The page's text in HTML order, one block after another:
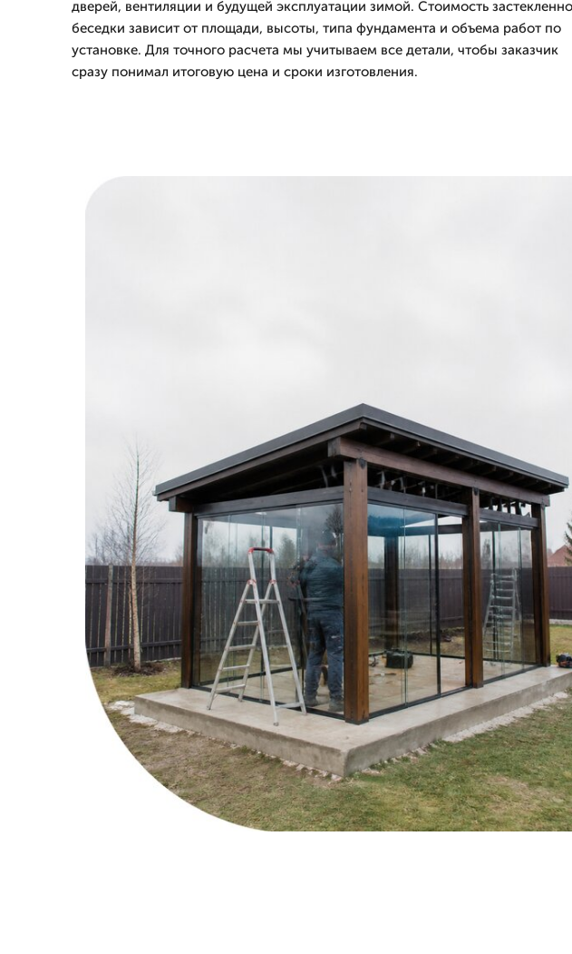
дверей, вентиляции и будущей эксплуатации зимой. Стоимость
беседки зависит от площади, высоты, типа фундамента и объема работ по
установке. Для точного расчета мы учитываем все детали, чтобы заказчик
сразу понимал итоговую цена и сроки изготовления.